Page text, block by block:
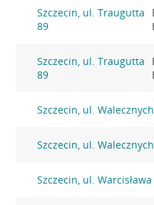
Szczecin, ul. Traugutta
89
Szczecin, ul. Traugutta
89
Szczecin, ul. Walecznych
Szczecin, ul.
Szczecin, ul. Warcisława